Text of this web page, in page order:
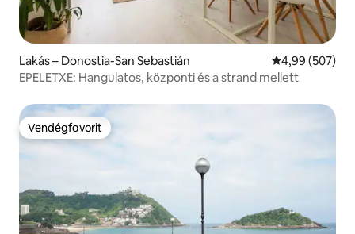
Lakás – Donostia-San Sebastián Átlagos
4,99 (507)
EPELETXE: Hangulatos, központi és a strand mellett
Vendégfavorit
Vendégfavorit